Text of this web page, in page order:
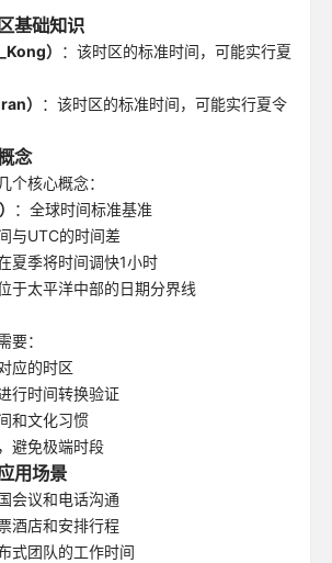
基础知识
）
：该时区的标准时间，可能实行夏
）
：该时区的标准时间，可能实行夏令
念
个核心概念：
：全球时间标准基准
与UTC的时间差
夏季将时间调快1小时
于太平洋中部的日期分界线
要：
应的时区
行时间转换验证
和文化习惯
避免极端时段
用场景
会议和电话沟通
酒店和安排行程
式团队的工作时间